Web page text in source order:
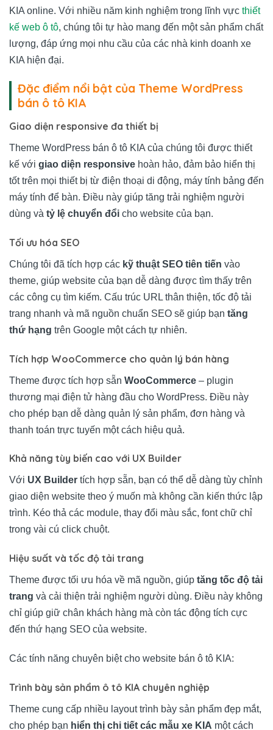
KIA online. Với nhiều năm kinh nghiệm trong lĩnh vực thiết
kế web ô tô, chúng tôi tự hào mang đến một sản phẩm chất
lượng, đáp ứng mọi nhu cầu của các nhà kinh doanh xe
KIA hiện đại.
Đặc điểm nổi bật của Theme WordPress
bán ô tô KIA
Giao diện responsive đa thiết bị
Theme WordPress bán ô tô KIA của chúng tôi được thiết
kế với giao diện responsive hoàn hảo, đảm bảo hiển thị
tốt trên mọi thiết bị từ điện thoại di động, máy tính bảng đến
máy tính để bàn. Điều này giúp tăng trải nghiệm người
dùng và tỷ lệ chuyển đổi cho website của bạn.
Tối ưu hóa SEO
Chúng tôi đã tích hợp các kỹ thuật SEO tiên tiến vào
theme, giúp website của bạn dễ dàng được tìm thấy trên
các công cụ tìm kiếm. Cấu trúc URL thân thiện, tốc độ tải
trang nhanh và mã nguồn chuẩn SEO sẽ giúp bạn tăng
thứ hạng trên Google một cách tự nhiên.
Tích hợp WooCommerce cho quản lý bán hàng
Theme được tích hợp sẵn WooCommerce – plugin
thương mại điện tử hàng đầu cho WordPress. Điều này
cho phép bạn dễ dàng quản lý sản phẩm, đơn hàng và
thanh toán trực tuyến một cách hiệu quả.
Khả năng tùy biến cao với UX Builder
Với UX Builder tích hợp sẵn, bạn có thể dễ dàng tùy chỉnh
giao diện website theo ý muốn mà không cần kiến thức lập
trình. Kéo thả các module, thay đổi màu sắc, font chữ chỉ
trong vài cú click chuột.
Hiệu suất và tốc độ tải trang
Theme được tối ưu hóa về mã nguồn, giúp tăng tốc độ tải
trang và cải thiện trải nghiệm người dùng. Điều này không
chỉ giúp giữ chân khách hàng mà còn tác động tích cực
đến thứ hạng SEO của website.
Các tính năng chuyên biệt cho website bán ô tô KIA:
Trình bày sản phẩm ô tô KIA chuyên nghiệp
Theme cung cấp nhiều layout trình bày sản phẩm đẹp mắt,
cho phép bạn hiển thị chi tiết các mẫu xe KIA một cách